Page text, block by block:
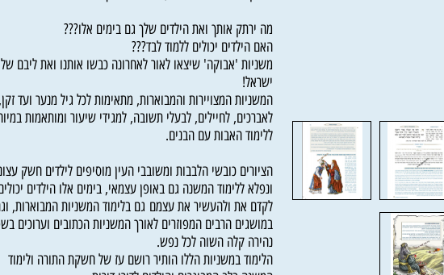
מה ירתק אותך ואת הילדים שלך גם בימים אלו???
האם הילדים יכולים ללמוד לבד???
משניות 'אבוקה' שיצאו לאור לאחרונה כבשו אותנו ואת ליבם של ילדי
ישראל!
המשניות המצויירות והמבוארות, מתאימות לכל גיל מנער ועד זקן,
לאברכים, לחיילים, לבעלי תשובה, למגידי שיעור ומותאמות במיוחד
ללימוד האבות עם הבנים.
הציורים כובשי הלבבות ומשובבי העין מוסיפים לילדים חשק עצום
ונפלא ללימוד המשנה גם באופן עצמאי, בימים אלו הילדים יכולים
לקדם את ולהעשיר את עצמם גם בלימוד המשניות המבוארות, וגם
במושגים הרבים המפוזרים לאורך המשניות הכתובים וערוכים בשפה